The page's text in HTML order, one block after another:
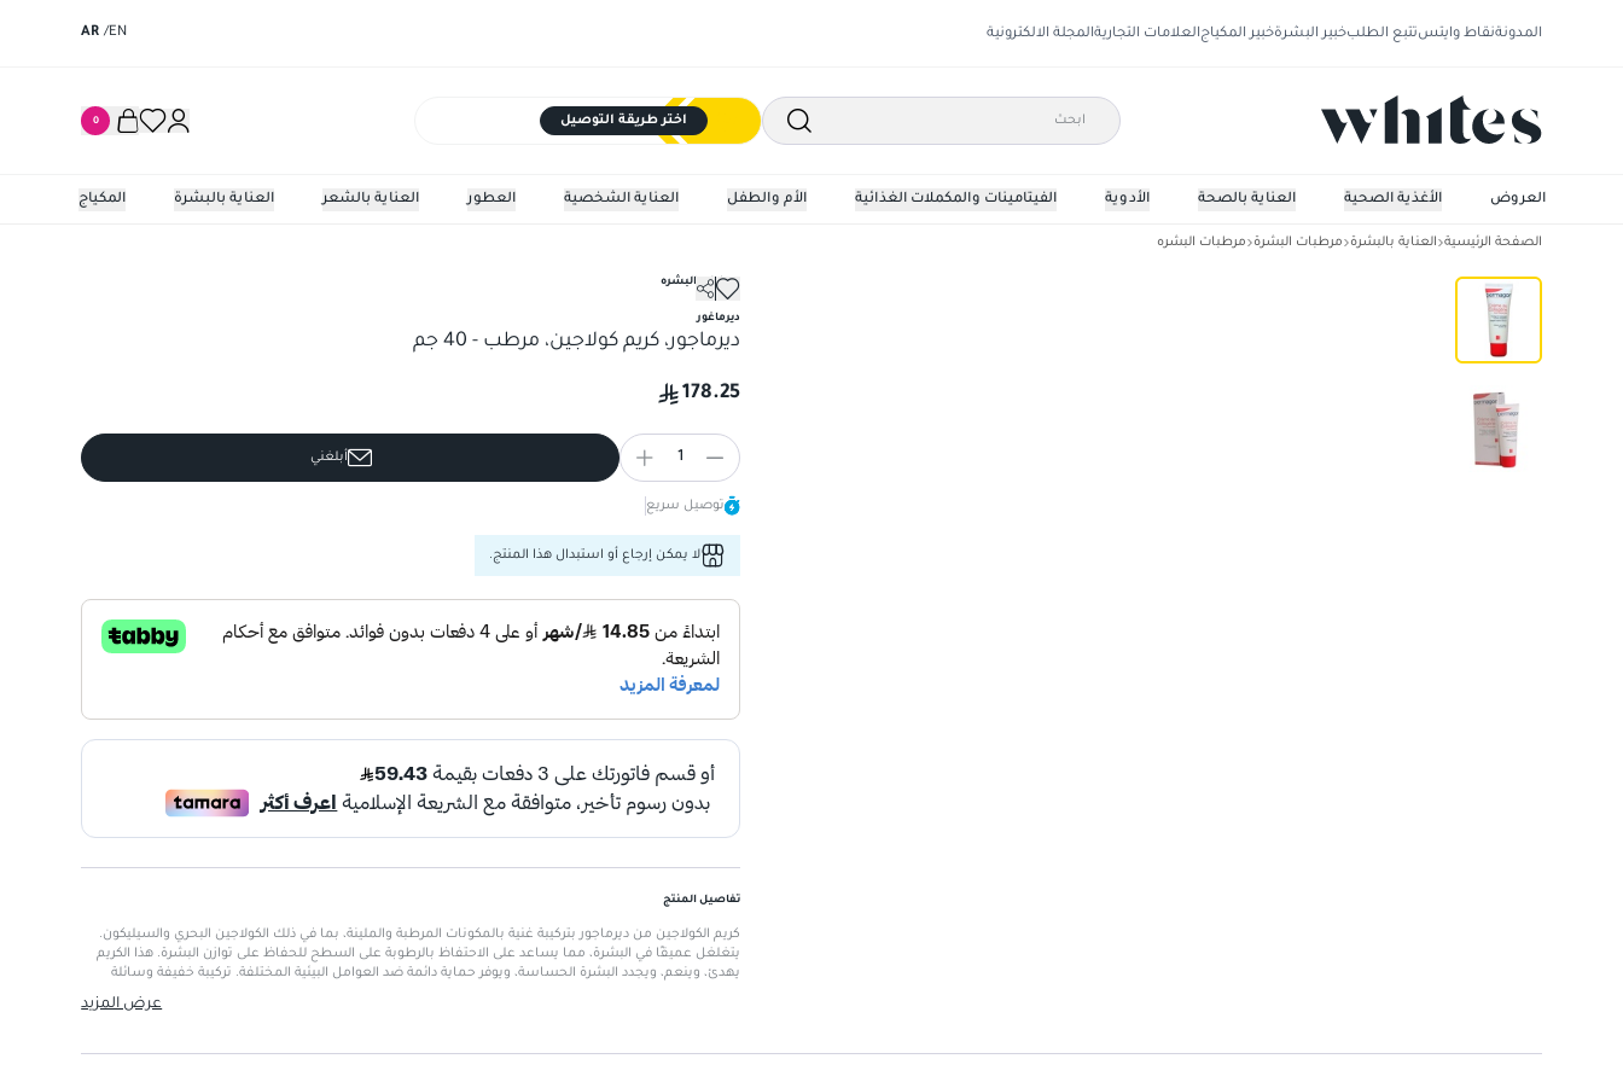
المدونةنقاط وايتستتبع الطلبخبير البشرةخبير المكياجالعلامات التجاريةالمجلة الالكترونية EN
/
AR
اختر طريقة التوصيل 0
المكياج العناية بالبشرة العناية بالشعر العطور العناية الشخصية الأم والطفل الفيتامينات والمكملات الغذائية الأدوية العناية بالصحة الأغذية الصحية العروض
الصفحة الرئيسية العناية بالبشرة مرطبات البشرة مرطبات البشره
ديرماجور، كريم كولاجين، مرطب - 40 جم
مرطبات البشره
ديرماغور
ديرماجور، كريم كولاجين، مرطب - 40 جم
178.25
1 أبلغني
توصيل سريع
لا يمكن إرجاع أو استبدال هذا المنتج.
تفاصيل المنتج
كريم الكولاجين من ديرماجور بتركيبة غنية بالمكونات المرطبة والملينة، بما في ذلك الكولاجين البحري والسيليكون.
يتغلغل عميقًا في البشرة، مما يساعد على الاحتفاظ بالرطوبة على السطح للحفاظ على توازن البشرة. هذا الكريم
يهدئ، وينعم، ويجدد البشرة الحساسة، ويوفر حماية دائمة ضد العوامل البيئية المختلفة. تركيبة خفيفة وسائلة
التركيبة:خفيفة وسائلة
عرض المزيد